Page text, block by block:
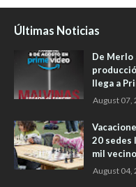
Últimas Noticias
De Merlo
llega a
August 07,
20 sedes
mil
August 04,